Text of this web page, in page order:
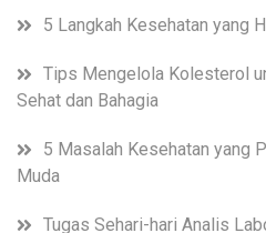
5 Langkah Kesehatan yang
Tips Mengelola Kolesterol
Sehat dan Bahagia
5 Masalah Kesehatan yang
Muda
Tugas Sehari-hari Analis